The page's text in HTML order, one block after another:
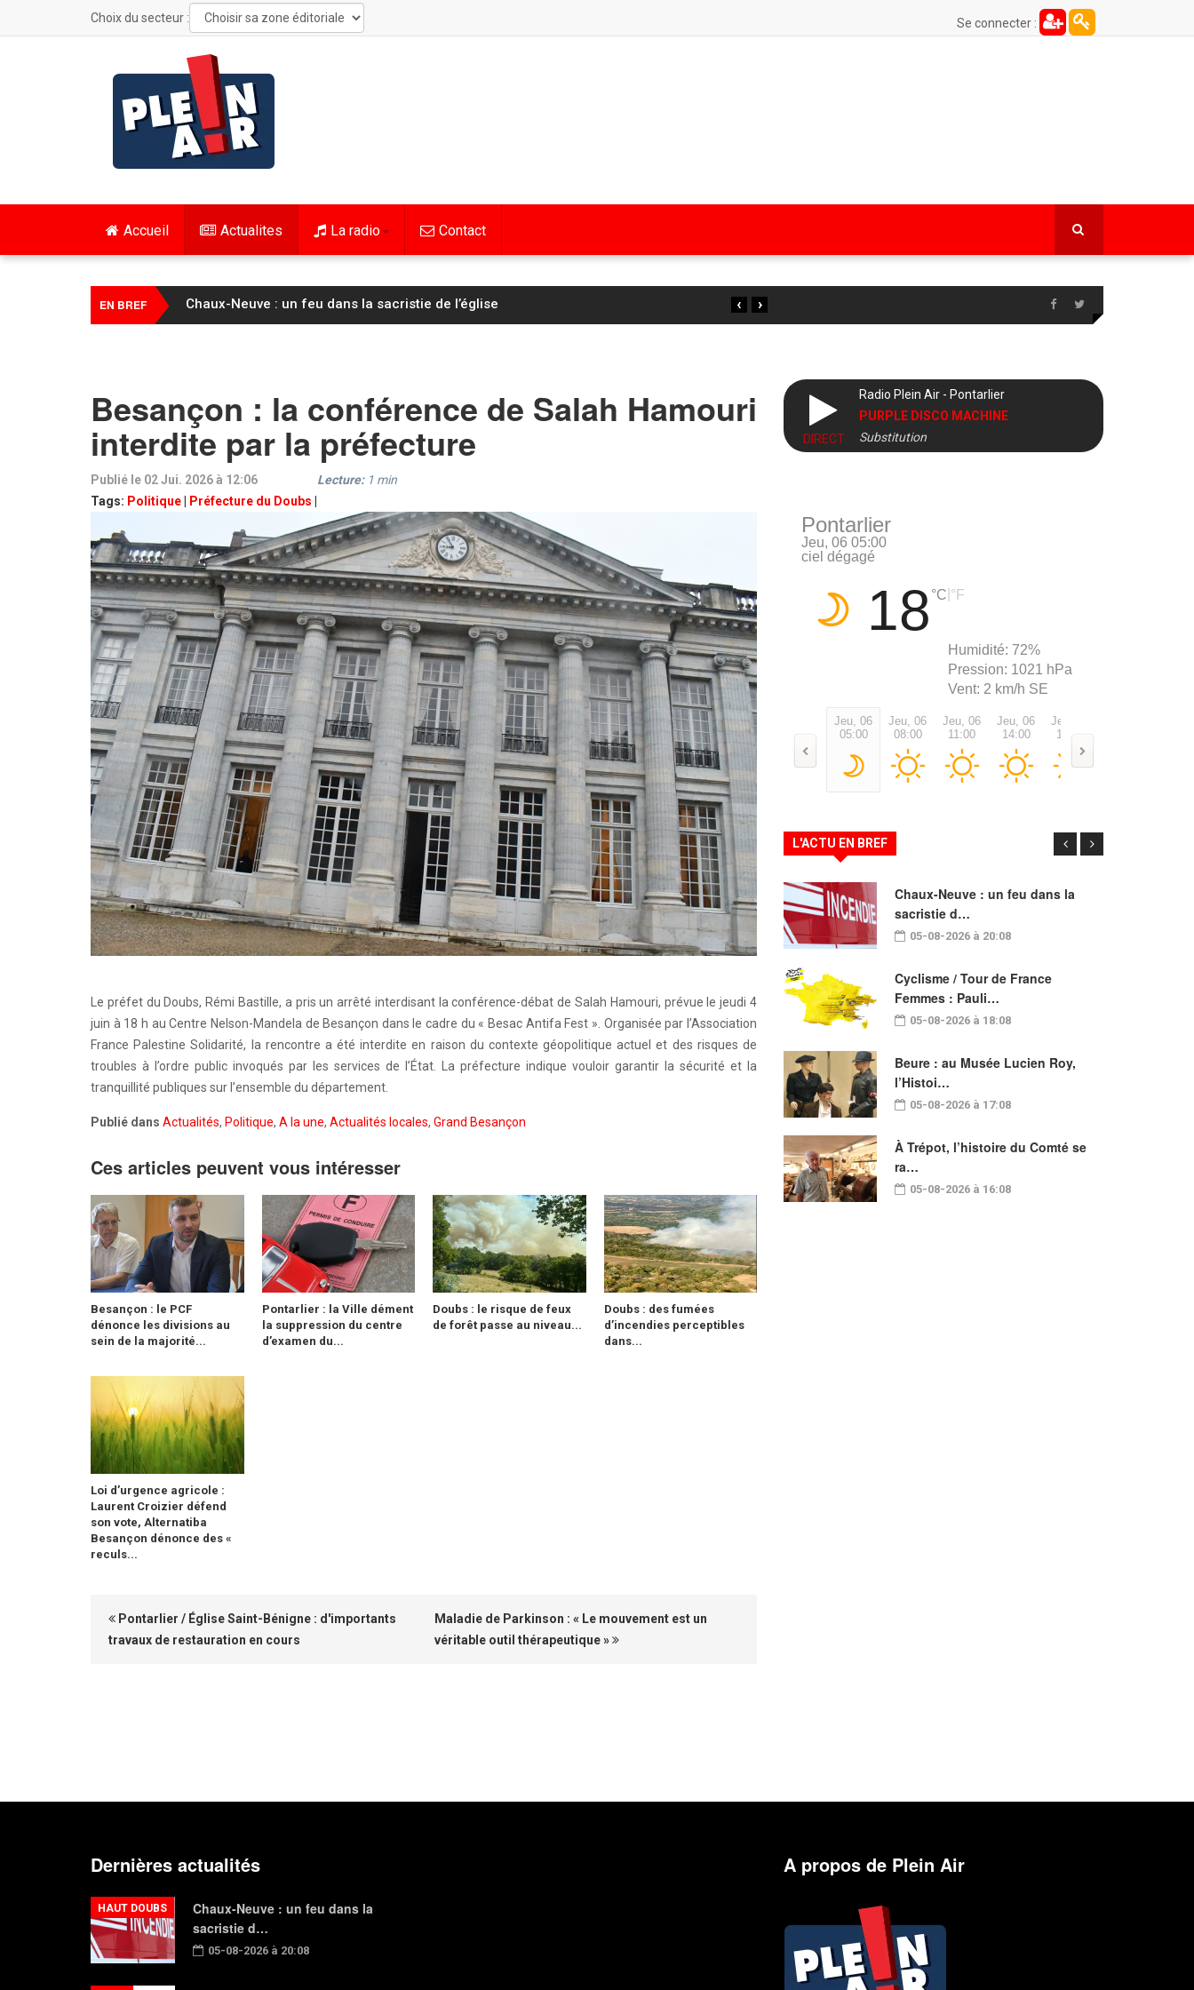
Choix du secteur : Se connecter :
Accueil Actualites La radio Contact
EN BREF Cyclisme / Tour de France Femmes : Pauline Ferrand-Prévot perd encore du temps ›
‹
Besançon : la conférence de Salah Hamouri
interdite par la préfecture
Publié le 02 Jui. 2026 à 12:06
Tags: Politique Préfecture du Doubs
Lecture: 1 min
Le préfet du Doubs, Rémi Bastille, a pris un arrêté interdisant la conférence-débat de Salah Hamouri, prévue le jeudi 4
juin à 18 h au Centre Nelson-Mandela de Besançon dans le cadre du « Besac Antifa Fest ». Organisée par l’Association
France Palestine Solidarité, la rencontre a été interdite en raison du contexte géopolitique actuel et des risques de
troubles à l’ordre public invoqués par les services de l’État. La préfecture indique vouloir garantir la sécurité et la
tranquillité publiques sur l’ensemble du département.
Publié dans Actualités, Politique, A la une, Actualités locales, Grand Besançon
Ces articles peuvent vous intéresser
Besançon : le PCF
dénonce les divisions au
sein de la majorité...
Pontarlier : la Ville dément
la suppression du centre
d’examen du...
Doubs : le risque de feux
de forêt passe au niveau...
Doubs : des fumées
d’incendies perceptibles
dans...
Loi d’urgence agricole :
Laurent Croizier défend
son vote, Alternatiba
Besançon dénonce des «
reculs...
Pontarlier / Église Saint-Bénigne : d'importants
travaux de restauration en cours
Maladie de Parkinson : « Le mouvement est un
véritable outil thérapeutique »
DIRECT
Radio Plein Air - Pontarlier
PURPLE DISCO MACHINE
Substitution
Pontarlier
Jeu, 06 05:00
ciel dégagé
18 °C °F
Humidité: 72%
Pression: 1021 hPa
Vent: 2 km/h SE
Jeu, 06
05:00
Jeu, 06
08:00
Jeu, 06
11:00
Jeu, 06
14:00
Jeu, 06
17:00
L'ACTU EN BREF
Chaux-Neuve : un feu dans la
sacristie d…
05-08-2026 à 20:08
Cyclisme / Tour de France
Femmes : Pauli…
05-08-2026 à 18:08
Beure : au Musée Lucien Roy,
l’Histoi…
05-08-2026 à 17:08
À Trépot, l’histoire du Comté se
ra…
05-08-2026 à 16:08
Dernières actualités
Chaux-Neuve : un feu dans la
sacristie d…
05-08-2026 à 20:08
HAUT DOUBS
A propos de Plein Air